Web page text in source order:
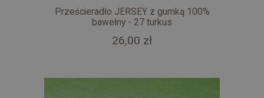
Prześcieradło JERSEY z gumką 100%
bawełny - 27 turkus
26,00 zł